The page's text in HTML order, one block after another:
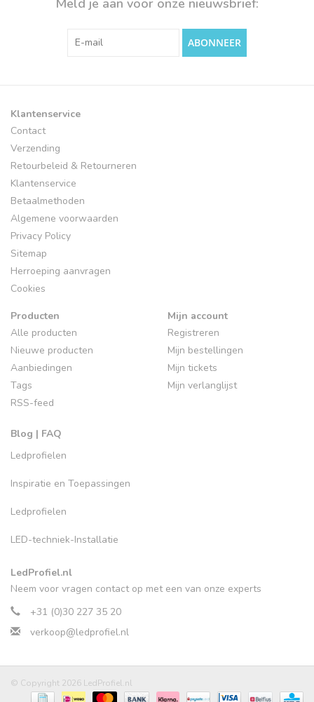
Meld je aan voor onze nieuwsbrief:
ABONNEER
Klantenservice
Contact
Verzending
Retourbeleid & Retourneren
Klantenservice
Betaalmethoden
Algemene voorwaarden
Privacy Policy
Sitemap
Herroeping aanvragen
Cookies
Producten
Alle producten
Nieuwe producten
Aanbiedingen
Tags
RSS-feed
Blog | FAQ
Ledprofielen
Inspiratie en Toepassingen
Ledprofielen
LED-techniek-Installatie
Mijn account
Registreren
Mijn bestellingen
Mijn tickets
Mijn verlanglijst
LedProfiel.nl
Neem voor vragen contact op met een van onze experts
+31 (0)30 227 35 20
verkoop@ledprofiel.nl
© Copyright 2026 LedProfiel.nl